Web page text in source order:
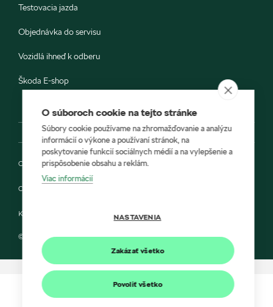
Testovacia jazda
Objednávka do servisu
Vozidlá ihneď k odberu
Škoda E-shop
Ochrana osobných údajov
Cookies
Kontakt
© 2022 KARIREAL SLOVAKIA a Škoda Auto Slovensko s.r.o.
O súboroch cookie na tejto stránke
Súbory cookie používame na zhromažďovanie a analýzu
informácií o výkone a používaní stránok, na
poskytovanie funkcií sociálnych médií a na vylepšenie a
prispôsobenie obsahu a reklám.
Viac informácií
NASTAVENIA
Zakázať všetko
Povoliť všetko